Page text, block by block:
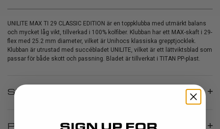
UNILITE MAX TI 29 CLASSIC EDITION är en toppklubba med utmärkt balans
och mycket låg vikt, tillverkad i 100% kolfiber. Klubban har ett MAX-skaft i 29-
flex med 25.2 mm diameter, vilket är Unihocs klassiska grepptjocklek.
Klubban är utrustad med succébladet UNILITE, vilket är ett lättviktsblad som
passar för både skott och passning. Bladet är tillverkat i TITAN PP-plast.
SPECIFIKATIONER
PRODUCT INFO